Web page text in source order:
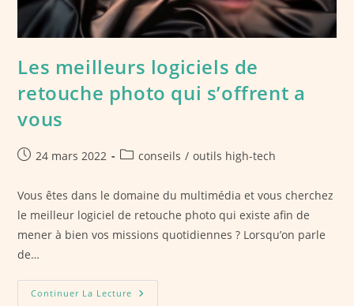
Les meilleurs logiciels de
retouche photo qui s’offrent a
vous
Publication
24 mars 2022
Postconseils / outils high-tech
Vous êtes dans le domaine du multimédia et vous cherchez
le meilleur logiciel de retouche photo qui existe afin de
mener à bien vos missions quotidiennes ? Lorsqu’on parle
de…
Continuer La Lecture Les